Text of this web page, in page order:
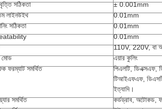
সঠিকতা
± 0.001mm
লাইনউইথ
0.01mm
সঠিকতা
0.01mm
0.01mm
110V, 220V, বা
মোড
এয়ার কুলিং
ফরম্যাট সমর্থিত
পিএলটি,
টিআইএফএফ,
ইত্যাদি।
সমর্থিত
কর্ডড্রাব, অটোকড,